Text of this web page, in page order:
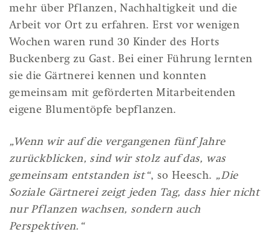
mehr über Pflanzen, Nachhaltigkeit und die
Arbeit vor Ort zu erfahren. Erst vor wenigen
Wochen waren rund 30 Kinder des Horts
Buckenberg zu Gast. Bei einer Führung lernten
sie die Gärtnerei kennen und konnten
gemeinsam mit geförderten Mitarbeitenden
eigene Blumentöpfe bepflanzen.
„Wenn wir auf die vergangenen fünf Jahre
zurückblicken, sind wir stolz auf das, was
gemeinsam entstanden ist“, so Heesch. „Die
Soziale Gärtnerei zeigt jeden Tag, dass hier nicht
nur Pflanzen wachsen, sondern auch
Perspektiven.“